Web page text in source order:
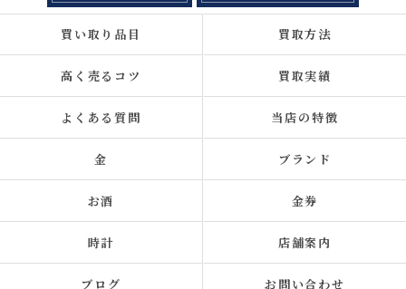
買い取り品目 買取方法
高く売るコツ 買取実績
よくある質問 当店の特徴
金 ブランド
お酒 金券
時計 店舗案内
ブログ お問い合わせ